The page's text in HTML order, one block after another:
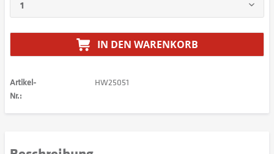
IN DEN WARENKORB
Artikel-
Nr.:
HW25051